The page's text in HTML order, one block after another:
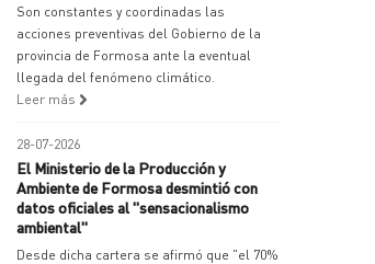
Son constantes y coordinadas las
acciones preventivas del Gobierno de la
provincia de Formosa ante la eventual
llegada del fenómeno climático.
Leer más
28-07-2026
El Ministerio de la Producción y
Ambiente de Formosa desmintió con
datos oficiales al "sensacionalismo
ambiental"
Desde dicha cartera se afirmó que "el 70%